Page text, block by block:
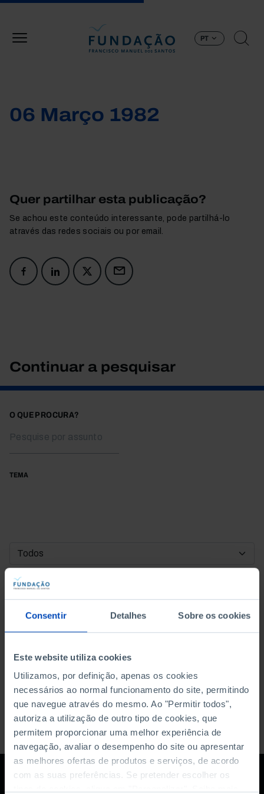
Consentir Detalhes Sobre os cookies
Este website utiliza cookies
Utilizamos, por definição, apenas os cookies
necessários ao normal funcionamento do site, permitindo
que navegue através do mesmo. Ao "Permitir todos",
autoriza a utilização de outro tipo de cookies, que
permitem proporcionar uma melhor experiência de
navegação, avaliar o desempenho do site ou apresentar
as melhores ofertas de produtos e serviços, de acordo
com as suas preferências. Se pretender escolher os
PT
06 Março 1982
Quer partilhar esta publicação?
Se achou este conteúdo interessante, pode partilhá-lo
através das redes sociais ou por email.
Continuar a pesquisar
O QUE PROCURA?
TEMA
DATA DE INÍCIO
DATA DE FIM